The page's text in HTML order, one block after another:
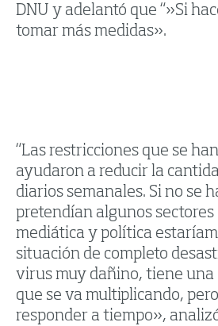
DNU y adelantó que “»Si
tomar más medidas».
“Las restricciones que se
ayudaron a reducir la
diarios semanales. Si no se
pretendían algunos sectores
mediática y política
situación de completo
virus muy dañino, tiene una
que se va multiplicando,
responder a tiempo»,